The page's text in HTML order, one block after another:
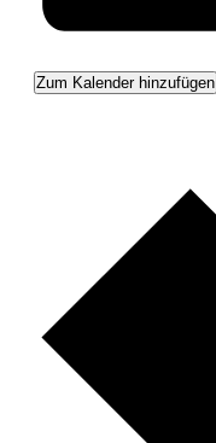
Zum Kalender hinzufügen